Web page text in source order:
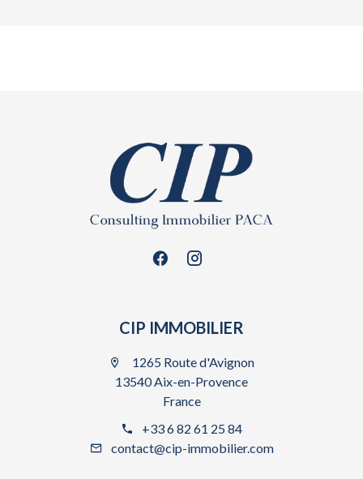
CIP IMMOBILIER
1265 Route d'Avignon
13540 Aix-en-Provence
France
+33 6 82 61 25 84
contact@cip-immobilier.com